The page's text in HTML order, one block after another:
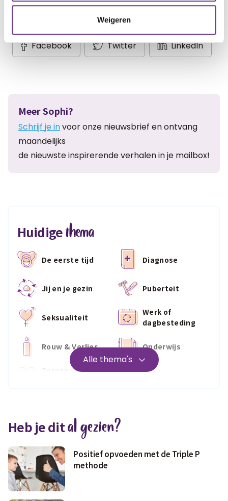
Weigeren
Artikel delen:
Facebook
Twitter LinkedIn
Meer Sophi?
Schrijf je invoor onze nieuwsbrief en ontvang
maandelijks
de nieuwste inspirerende verhalen in je mailbox!
Huidigethema
De eerste tijd Diagnose
Jij en je gezin Puberteit
Seksualiteit
Werk of
dagbesteding
Rouw & Verlies Onderwijs
Zorgen voor
Wonen
Geld & wetten
Alle thema's
Heb je dital gezien?
Positief opvoeden met de Triple P
methode